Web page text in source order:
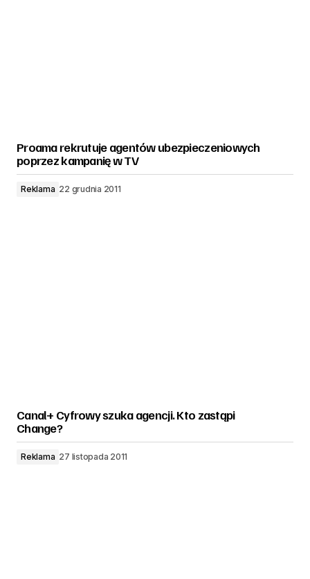
Proama rekrutuje agentów ubezpieczeniowych
poprzez kampanię w TV
Reklama 22 grudnia 2011
Canal+ Cyfrowy szuka agencji. Kto zastąpi
Change?
Reklama 27 listopada 2011